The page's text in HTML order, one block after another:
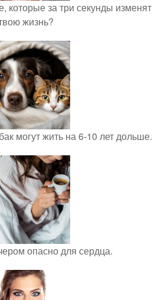
которые за три секунды изменят
жизнь?
могут жить на 6-10 лет дольше.
опасно для сердца.